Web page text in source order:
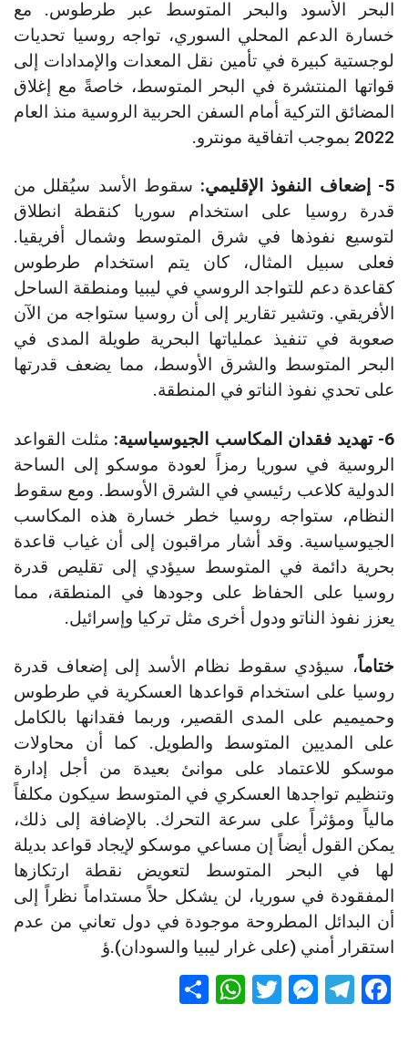
البحر الأسود والبحر المتوسط عبر طرطوس. مع
خسارة الدعم المحلي السوري، تواجه روسيا تحديات
لوجستية كبيرة في تأمين نقل المعدات والإمدادات إلى
قواتها المنتشرة في البحر المتوسط، خاصةً مع إغلاق
المضائق التركية أمام السفن الحربية الروسية منذ العام
2022 بموجب اتفاقية مونترو​​.
5- إضعاف النفوذ الإقليمي:
سقوط الأسد سيُقلل من
قدرة روسيا على استخدام سوريا كنقطة انطلاق
لتوسيع نفوذها في شرق المتوسط وشمال أفريقيا.
فعلى سبيل المثال، كان يتم استخدام طرطوس
كقاعدة دعم للتواجد الروسي في ليبيا ومنطقة الساحل
الأفريقي. وتشير تقارير إلى أن روسيا ستواجه من الآن
صعوبة في تنفيذ عملياتها البحرية طويلة المدى في
البحر المتوسط والشرق الأوسط، مما يضعف قدرتها
على تحدي نفوذ الناتو في المنطقة​​.
6- تهديد فقدان المكاسب الجيوسياسية:
مثلت القواعد
الروسية في سوريا رمزاً لعودة موسكو إلى الساحة
الدولية كلاعب رئيسي في الشرق الأوسط. ومع سقوط
النظام، ستواجه روسيا خطر خسارة هذه المكاسب
الجيوسياسية. وقد أشار مراقبون إلى أن غياب قاعدة
بحرية دائمة في المتوسط سيؤدي إلى تقليص قدرة
روسيا على الحفاظ على وجودها في المنطقة، مما
يعزز نفوذ الناتو ودول أخرى مثل تركيا وإسرائيل.
ختاماً، سيؤدي سقوط نظام الأسد إلى إضعاف قدرة
روسيا على استخدام قواعدها العسكرية في طرطوس
وحميميم على المدى القصير، وربما فقدانها بالكامل
على المديين المتوسط والطويل. كما أن محاولات
موسكو للاعتماد على موانئ بعيدة من أجل إدارة
وتنظيم تواجدها العسكري في المتوسط سيكون مكلفاً
مالياً ومؤثراً على سرعة التحرك. بالإضافة إلى ذلك،
يمكن القول أيضاً إن مساعي موسكو لإيجاد قواعد بديلة
لها في البحر المتوسط لتعويض نقطة ارتكازها
المفقودة في سوريا، لن يشكل حلاً مستداماً نظراً إلى
أن البدائل المطروحة موجودة في دول تعاني من عدم
استقرار أمني (على غرار ليبيا والسودان).ؤ
F
T
M
T
W